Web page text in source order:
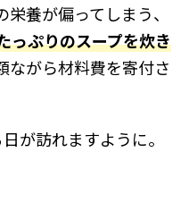
養が偏ってしまう、
っぷりのスープを炊き
ながら材料費を寄付さ
が訪れますように。